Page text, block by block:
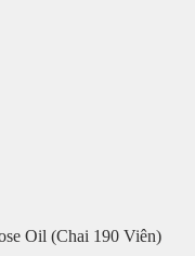
Oil (Chai 190 Viên)